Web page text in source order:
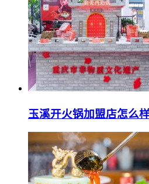
玉溪开火锅加盟店怎么